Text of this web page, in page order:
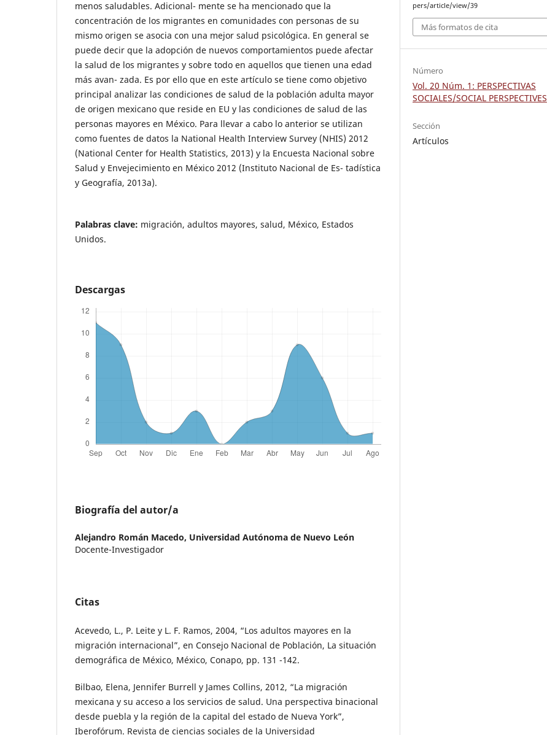
menos saludables. Adicional- mente se ha mencionado que la
concentración de los migrantes en comunidades con personas de su
mismo origen se asocia con una mejor salud psicológica. En general se
puede decir que la adopción de nuevos comportamientos puede afectar
la salud de los migrantes y sobre todo en aquellos que tienen una edad
más avan- zada. Es por ello que en este artículo se tiene como objetivo
principal analizar las condiciones de salud de la población adulta mayor
de origen mexicano que reside en EU y las condiciones de salud de las
personas mayores en México. Para llevar a cabo lo anterior se utilizan
como fuentes de datos la National Health Interview Survey (NHIS) 2012
(National Center for Health Statistics, 2013) y la Encuesta Nacional sobre
Salud y Envejecimiento en México 2012 (Instituto Nacional de Es- tadística
y Geografía, 2013a).
Palabras clave: migración, adultos mayores, salud, México, Estados
Unidos.
Descargas
Biografía del autor/a
Alejandro Román Macedo, Universidad Autónoma de Nuevo León
Docente-Investigador
Citas
Acevedo, L., P. Leite y L. F. Ramos, 2004, “Los adultos mayores en la
migración internacional”, en Consejo Nacional de Población, La situación
demográfica de México, México, Conapo, pp. 131 -142.
Bilbao, Elena, Jennifer Burrell y James Collins, 2012, “La migración
mexicana y su acceso a los servicios de salud. Una perspectiva binacional
desde puebla y la región de la capital del estado de Nueva York”,
Iberofórum. Revista de ciencias sociales de la Universidad
pers/article/view/39
Más formatos de cita
Número
Vol. 20 Núm. 1: PERSPECTIVAS
SOCIALES/SOCIAL PERSPECTIVES
Sección
Artículos